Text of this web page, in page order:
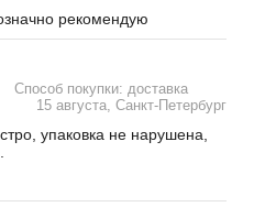
рекомендую
Способ покупки: доставка
15 августа, Санкт-Петербург
упаковка не нарушена,